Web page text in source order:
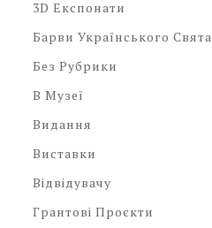
3D Експонати
Барви Українського Свята
Без Рубрики
В Музеї
Видання
Виставки
Відвідувачу
Грантові Проєкти